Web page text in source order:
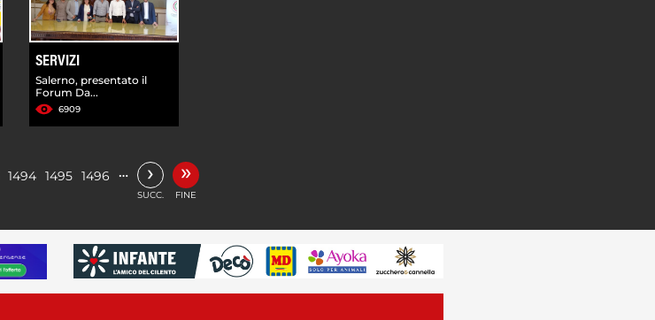
SERVIZI
Salerno, presentato il
Forum Da...
6909
1494 1495 1496 … ›
SUCC.
»
FINE